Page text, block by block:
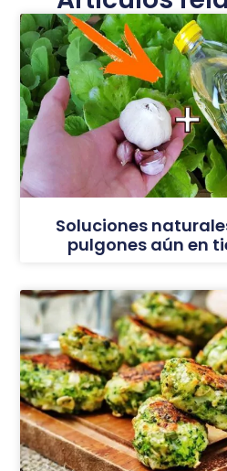
Soluciones
pulgones aún en